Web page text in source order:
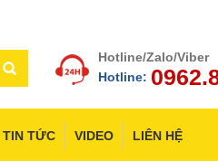
Hotline/Zalo/Viber
Hotline:
TIN TỨC VIDEO LIÊN HỆ